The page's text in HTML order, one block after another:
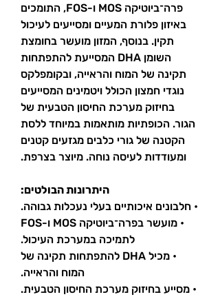
פרה־ביוטיקה MOS ו-FOS, התומכים
באיזון פלורת המעיים ומסייעים לעיכול
תקין. בנוסף, המזון מועשר בחומצת
השומן DHA המסייעת להתפתחות
תקינה של המוח והראייה, ובקומפלקס
נוגדי חמצון הכולל ויטמינים המסייעים
בחיזוק מערכת החיסון הטבעית של
הגור. הכופתיות מותאמות במיוחד ללסת
הקטנה של גורי כלבים מגזעים קטנים
ומעודדות לעיסה נוחה. מיוצר בצרפת.
היתרונות הבולטים:
• חלבונים איכותיים בעלי נעכלות גבוהה.
• מועשר בפרה־ביוטיקה MOS ו-FOS
לתמיכה במערכת העיכול.
• מכיל DHA להתפתחות תקינה של
המוח והראייה.
• מסייע בחיזוק מערכת החיסון הטבעית.